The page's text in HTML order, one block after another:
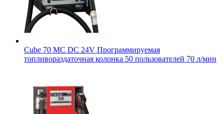
Cube 70 MC DC 24V Программируемая
топливораздаточная колонка 50 пользователей 70 л/мин